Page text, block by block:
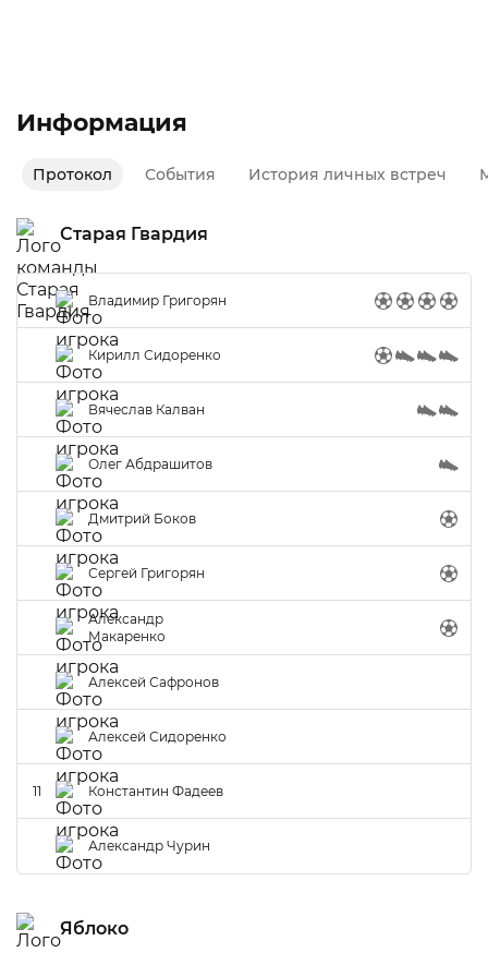
Информация
Протокол События История личных встреч
Старая Гвардия
Владимир Григорян
Кирилл Сидоренко
Вячеслав Калван
Олег Абдрашитов
Дмитрий Боков
Сергей Григорян
Александр
Макаренко
Алексей Сафронов
Алексей Сидоренко
11 Константин Фадеев
Александр Чурин
Яблоко